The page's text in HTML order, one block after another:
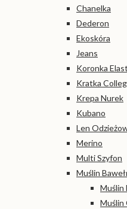
Chanelka
Dederon
Ekoskóra
Jeans
Koronka
Kratka
Krepa Nurek
Kubano
Len
Merino
Multi Szyfon
Muślin
Muślin
Muślin